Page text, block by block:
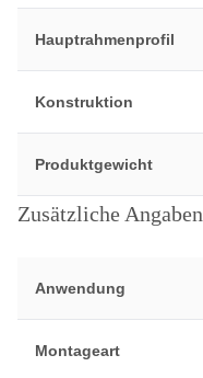
Hauptrahmenprofil
Konstruktion
Produktgewicht
Zusätzliche Angaben
Anwendung
Montageart